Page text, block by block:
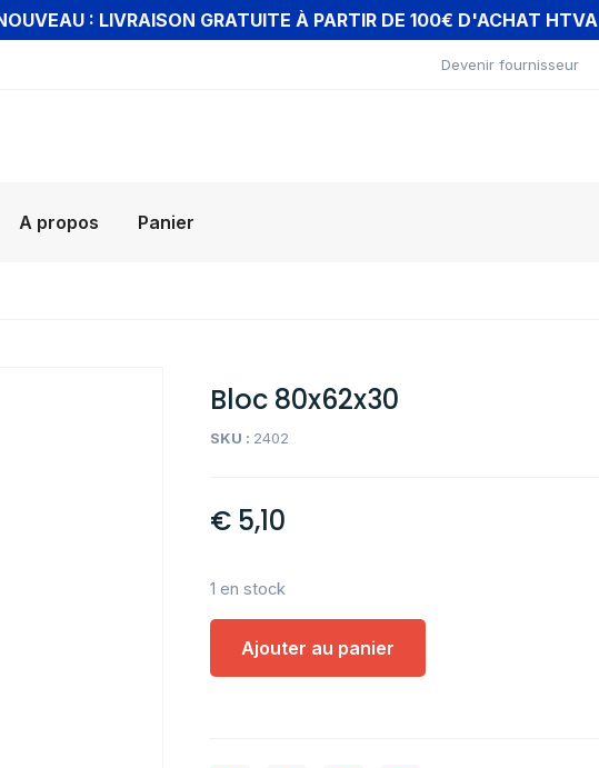
: LIVRAISON GRATUITE À PARTIR DE 100€ D'ACHAT HTVA
Devenir fournisseur
A propos Panier
Bloc 80x62x30
SKU : 2402
€ 5,10
1 en stock
Ajouter au panier